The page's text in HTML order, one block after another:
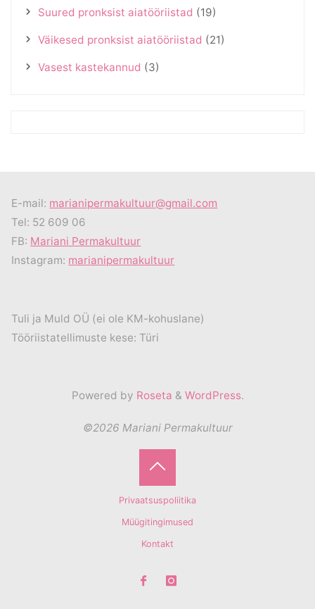
Suured pronksist aiatööriistad (19)
Väikesed pronksist aiatööriistad (21)
Vasest kastekannud (3)
E-mail: marianipermakultuur@gmail.com
Tel: 52 609 06
FB: Mariani Permakultuur
Instagram: marianipermakultuur
Tuli ja Muld OÜ (ei ole KM-kohuslane)
Tööriistatellimuste kese: Türi
Powered by Roseta & WordPress.
©2026 Mariani Permakultuur
Privaatsuspoliitika
Müügitingimused
Kontakt
Back
to